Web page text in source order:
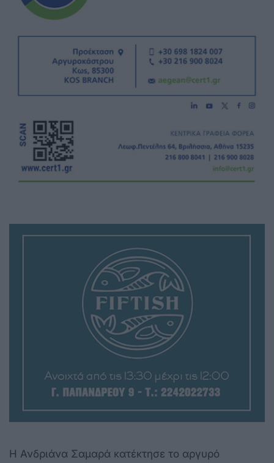
Η Ανδριάνα Σαμαρά κατέκτησε το αργυρό